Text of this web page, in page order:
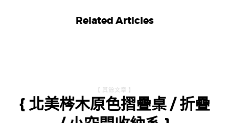
Related Articles
【 其餘文章 】
{ 北美梣木原色摺疊桌 / 折疊